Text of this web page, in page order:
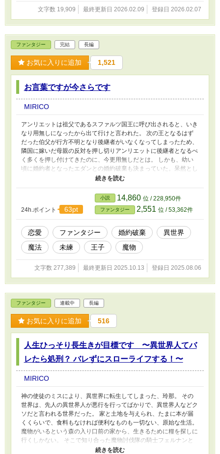
文字数 19,909 最終更新日 2026.02.09 登録日 2026.02.07
ファンタジー 完結 長編
お気に入りに追加 1,521
お言葉ですが今さらです
MIRICO
アンリエットは祖父であるスファルツ国王に呼び出されると、いき
なり用無しになったから出て行けと言われた。 次の王となるはず
だった伯父が行方不明となり後継者がいなくなってしまったため、
隣国に嫁いだ母親の反対を押し切りアンリエットに後継者となるべ
く多くを押し付けてきたのに、今更用無しだとは。 しかも、幼い
頃に婚約者となったエダンとの婚約破棄も決まっていた。呆然とし
たアンリエットの後ろで、エダンが女性をエスコートしてやってき
利などない。あれだけ早く結婚したいと言っていたのに、本物の王
女が見つかれば、アンリエットとの婚約など簡単に解消してしまう
のだ。 失意の中、アンリエットは一人両親のいる国に戻り、アン
リエットは新しい生活を過ごすことになる。 そんな中、悪漢に襲
われそうになったアンリエットを助ける男がいた。その男がこの国
の王子だとは。その上、王子のもとで働くことになり。 お気に入
り、ご感想等ありがとうございます。ネタバレ等ありますので、返
ジー多めになったので、ファンタジーに変更しました。 他社サイ
24h.ポイント 63pt
小説 14,860 位 / 228,950件
ファンタジー 2,551 位 / 53,362件
恋愛 ファンタジー 婚約破棄
異世界
魔法
未練 王子 魔物
文字数 277,389 最終更新日 2025.10.13 登録日 2025.08.06
ファンタジー 連載中 長編
お気に入りに追加 516
人生ひっそり長生きが目標です 〜異世界人てバ
レたら処刑？ バレずにスローライフする！〜
MIRICO
神の使徒のミスにより、異世界に転生してしまった、玲那。 その
世界は、先人の異世界人が悪行を行ってばかりで、異世界人などク
ソだと言われる世界だった。 家と土地を与えられ、たまに本が届
くくらいで、食料もなければ便利なものも一切ない、原始な生活。
魔物がいるという森の入り口前の家から、生きるために糧を探しに
行くしかない。 そこで知り合った魔物討伐隊の騎士フェルナンと
オレード。村人たちに親切にしてもらいながら、スローライフを満